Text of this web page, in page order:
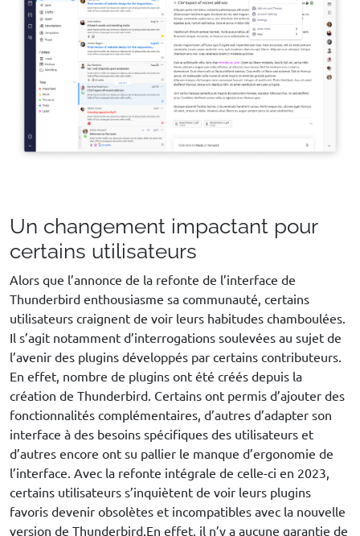
Un changement impactant pour
certains utilisateurs
Alors que l’annonce de la refonte de l’interface de
Thunderbird enthousiasme sa communauté, certains
utilisateurs craignent de voir leurs habitudes chamboulées.
Il s’agit notamment d’interrogations soulevées au sujet de
l’avenir des plugins développés par certains contributeurs.
En effet, nombre de plugins ont été créés depuis la
création de Thunderbird. Certains ont permis d’ajouter des
fonctionnalités complémentaires, d’autres d’adapter son
interface à des besoins spécifiques des utilisateurs et
d’autres encore ont su pallier le manque d’ergonomie de
l’interface. Avec la refonte intégrale de celle-ci en 2023,
certains utilisateurs s’inquiètent de voir leurs plugins
favoris devenir obsolètes et incompatibles avec la nouvelle
version de Thunderbird.En effet, il n’y a aucune garantie de